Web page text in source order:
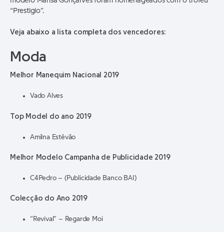
“Prestigio”.
Veja abaixo a lista completa dos vencedores:
Moda
Melhor Manequim Nacional 2019
Vado Alves
Top Model do ano 2019
Amilna Estêvão
Melhor Modelo Campanha de Publicidade 2019
C4Pedro – (Publicidade Banco BAI)
Colecção do Ano 2019
“Revival” – Regarde Moi